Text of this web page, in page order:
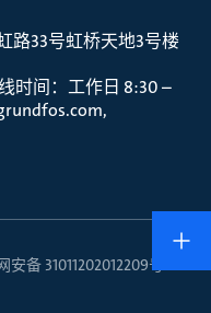
路33号虹桥天地3号楼
时间：工作日 8:30 –
安备 31011202012209号